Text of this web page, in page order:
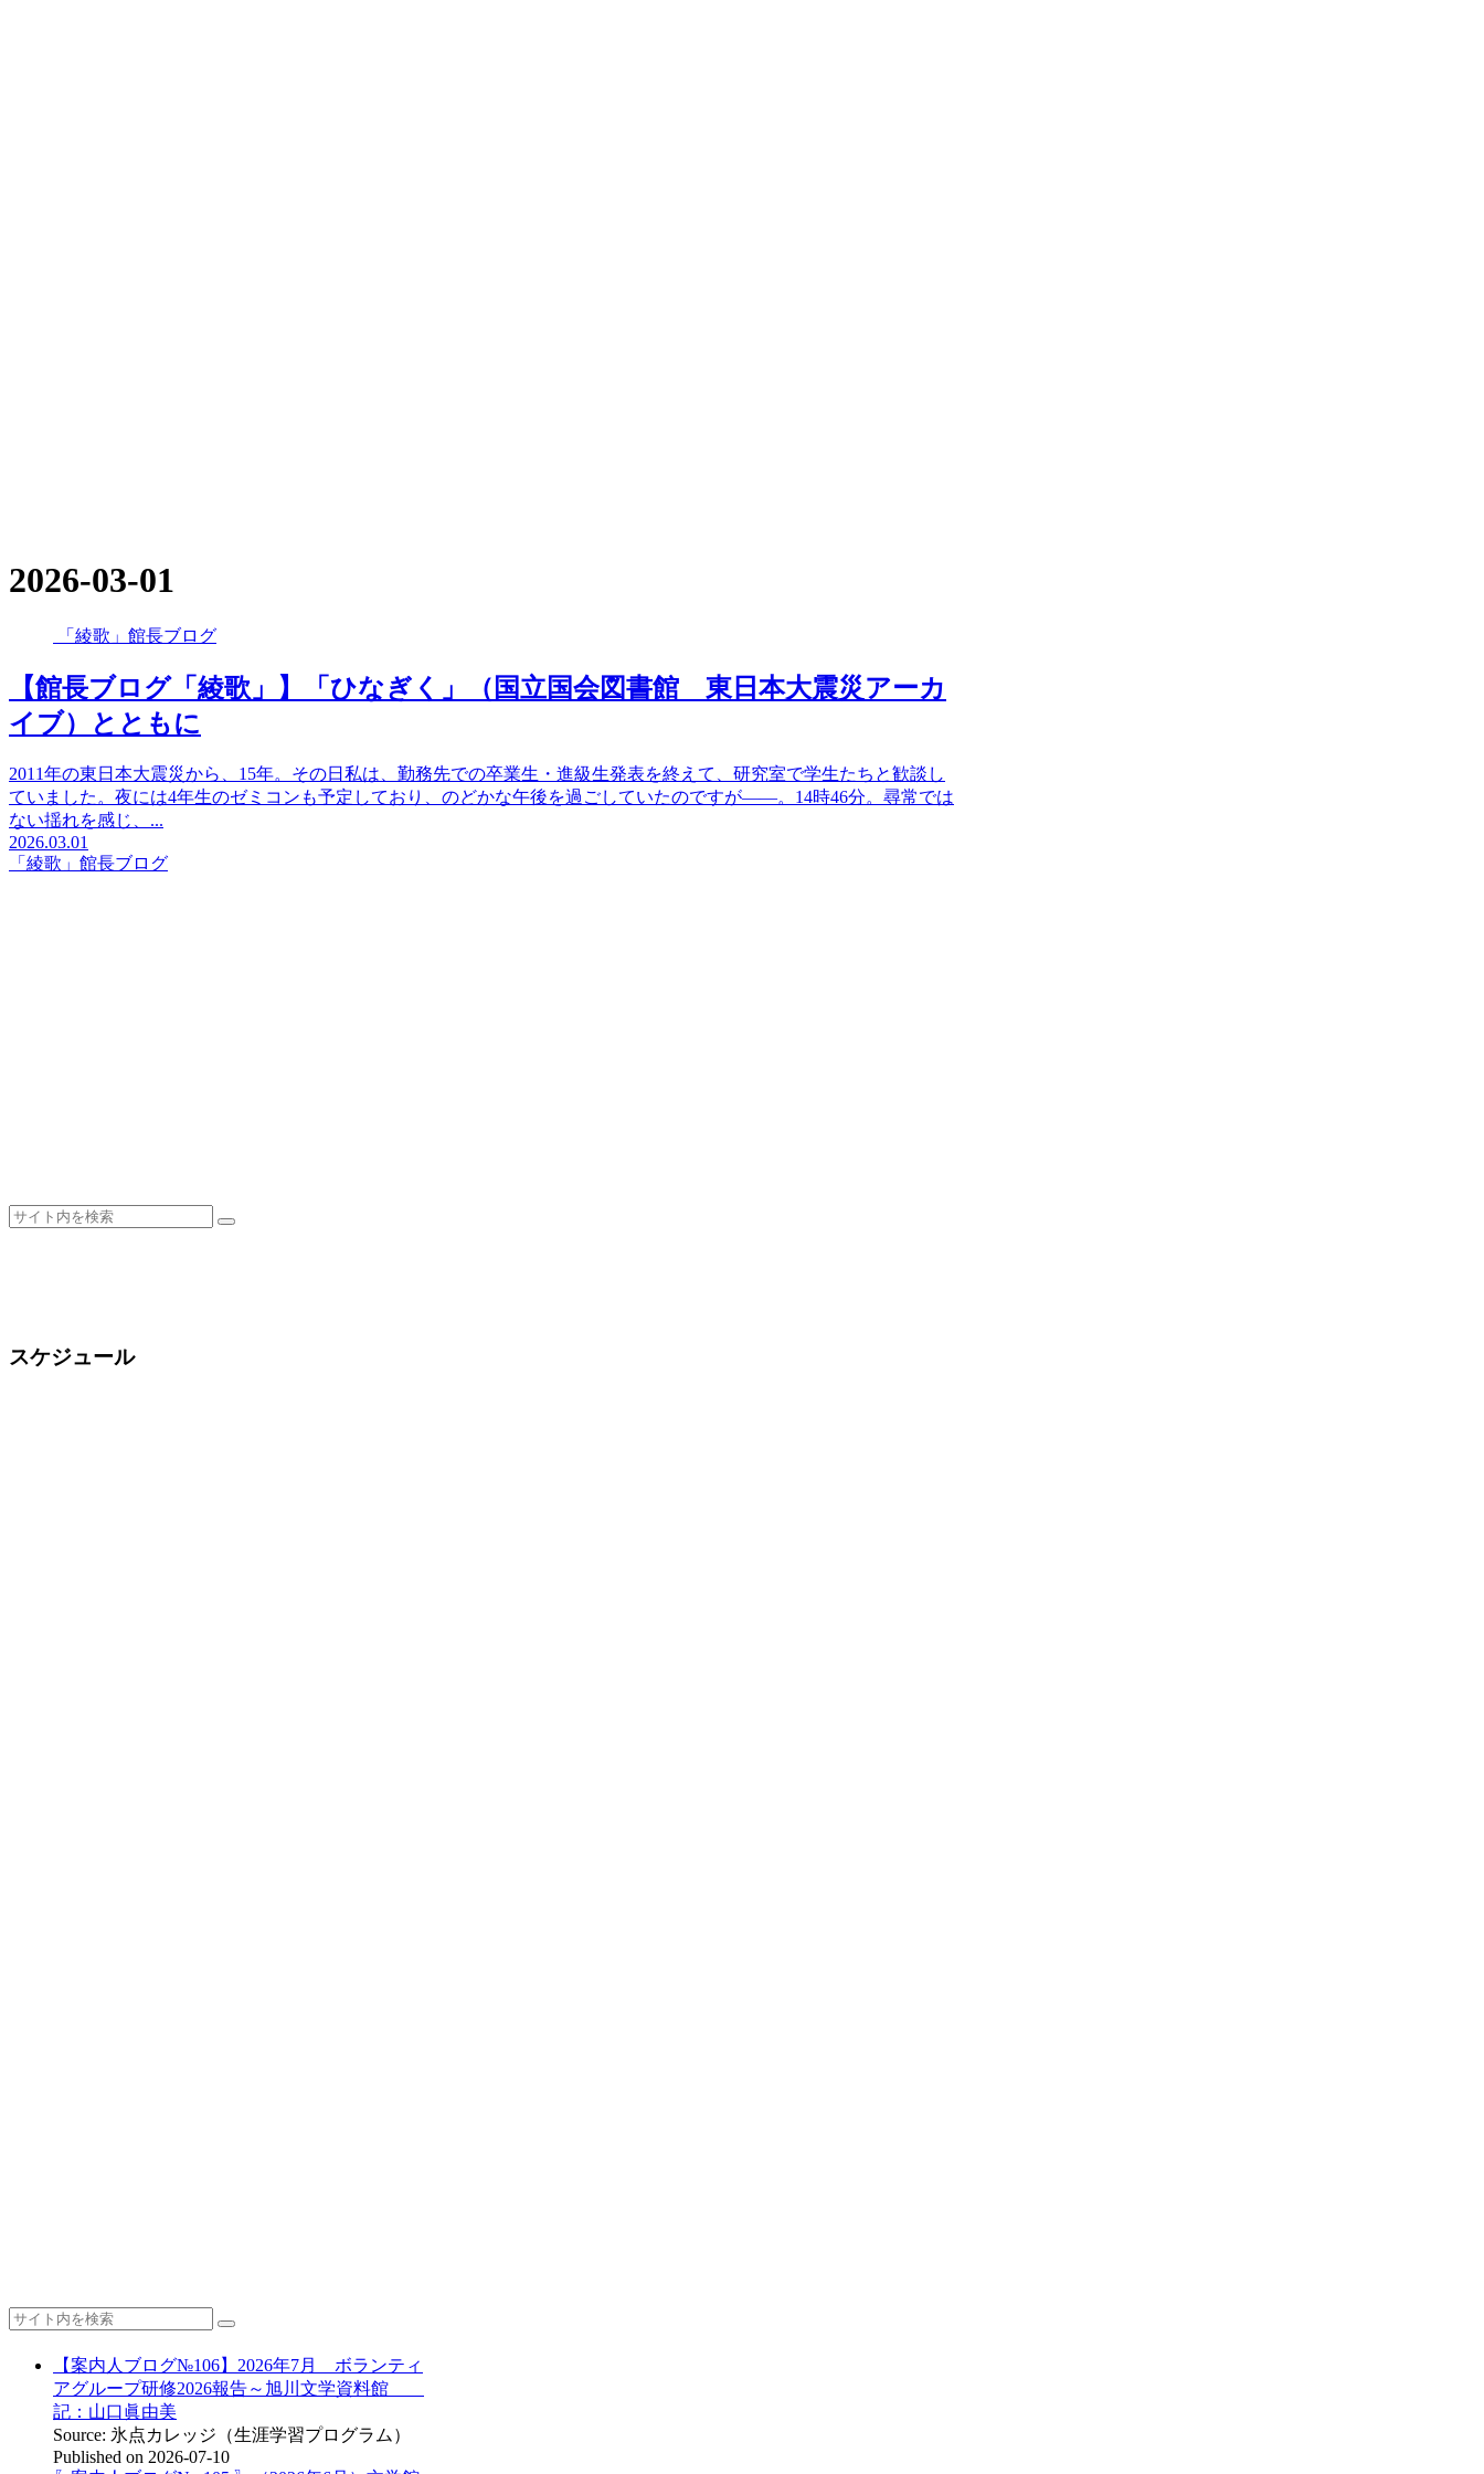
2026-03-01
「綾歌」館長ブログ
【館長ブログ「綾歌」】「ひなぎく」（国立国会図書館 東日本大震災アーカ
イブ）とともに
2011年の東日本大震災から、15年。その日私は、勤務先での卒業生・進級生発表を終えて、研究室で学生たちと歓談し
ていました。夜には4年生のゼミコンも予定しており、のどかな午後を過ごしていたのですが――。14時46分。尋常では
ない揺れを感じ、...
2026.03.01
「綾歌」館長ブログ
スケジュール
【案内人ブログ№106】2026年7月 ボランティ
アグループ研修2026報告～旭川文学資料館
記：山口眞由美
Source: 氷点カレッジ（生涯学習プログラム）
Published on 2026-07-10